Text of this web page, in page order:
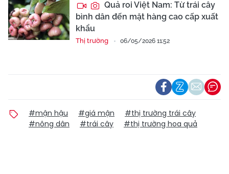
Quả roi Việt Nam: Từ trái cây
bình dân đến mặt hàng cao cấp xuất
khẩu
Thị trường 06/05/2026 11:52
#mận hậu #giá mận
#thị trường trái cây
#nông dân
#trái cây #thị trường hoa quả